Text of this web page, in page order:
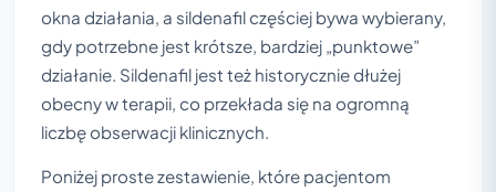
okna działania, a sildenafil częściej bywa wybierany,
gdy potrzebne jest krótsze, bardziej „punktowe”
działanie. Sildenafil jest też historycznie dłużej
obecny w terapii, co przekłada się na ogromną
liczbę obserwacji klinicznych.
Poniżej proste zestawienie, które pacjentom